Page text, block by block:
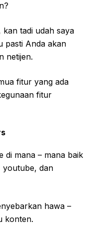
tadi udah saya
pasti Anda akan
netijen.
fitur yang ada
fitur
di mana – mana baik
youtube, dan
hawa –
konten.